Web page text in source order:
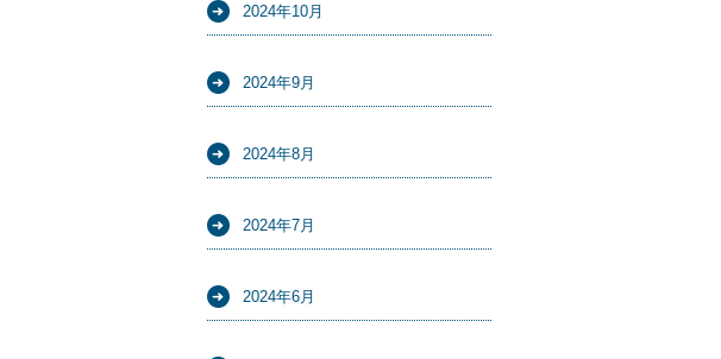
2024年10月
2024年9月
2024年8月
2024年7月
2024年6月